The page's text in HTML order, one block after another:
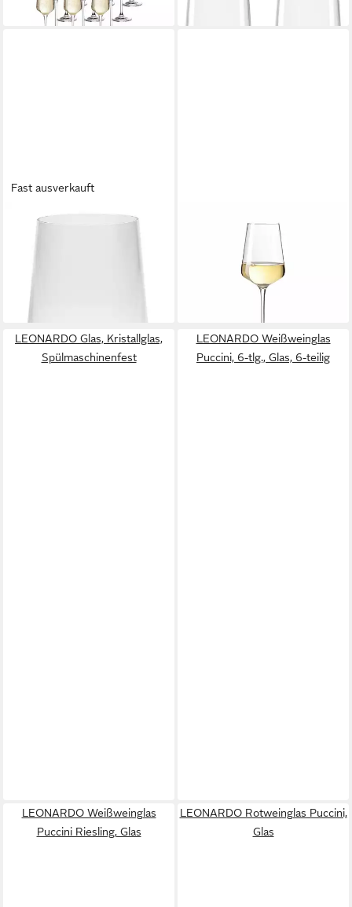
lieferbar - in 2-3 Werktagen bei dir
Fast ausverkauft
LEONARDO
ab 13,95 €
lieferbar - in 2-3 Werktagen bei dir
Weißweinglas Puccini, Glas
lieferbar - in 2-3 Werktagen bei dir
LEONARDO Glas, Kristallglas,
Spülmaschinenfest
LEONARDO Weißweinglas
Puccini, 6-tlg., Glas, 6-teilig
LEONARDO Weißweinglas
Puccini Riesling, Glas
LEONARDO Rotweinglas Puccini,
Glas